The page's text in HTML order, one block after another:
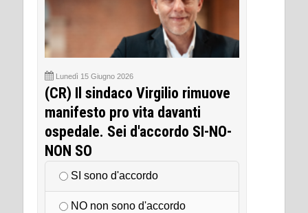
Lunedì 15 Giugno 2026
(CR) Il sindaco Virgilio rimuove
manifesto pro vita davanti
ospedale. Sei d'accordo SI-NO-
NON SO
SI sono d'accordo
NO non sono d'accordo